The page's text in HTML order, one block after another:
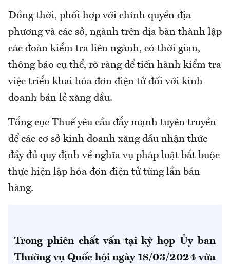
Đồng thời, phối hợp với chính quyền địa
phương và các sở, ngành trên địa bàn thành lập
các đoàn kiểm tra liên ngành, có thời gian,
thông báo cụ thể, rõ ràng để tiến hành kiểm tra
việc triển khai hóa đơn điện tử đối với kinh
doanh bán lẻ xăng dầu.
Tổng cục Thuế yêu cầu đẩy mạnh tuyên truyền
để các cơ sở kinh doanh xăng dầu nhận thức
đầy đủ quy định về nghĩa vụ pháp luật bắt buộc
thực hiện lập hóa đơn điện tử từng lần bán
hàng.
Trong phiên chất vấn tại kỳ họp Ủy ban
Thường vụ Quốc hội ngày 18/03/2024 vừa